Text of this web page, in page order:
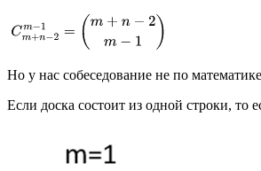
Но у нас собеседование не по
Если доска состоит из одной строки, то